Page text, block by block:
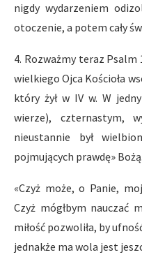
nigdy wydarzeniem
otoczenie, a potem cały
4. Rozważmy teraz Psalm
wielkiego Ojca Kościoła
który żył w IV w. W
wierze), czternastym,
nieustannie był
pojmujących prawdę»
«Czyż może, o Panie,
Czyż mógłbym nauczać
miłość pozwoliła, by
jednakże ma wola jest